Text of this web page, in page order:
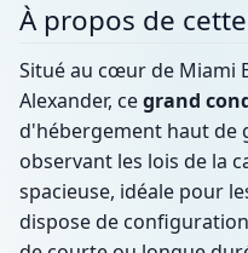
À propos de
Situé au cœur de Miami
Alexander, cegrand
d'hébergement haut de
observant les lois de la
spacieuse, idéale pour
dispose de